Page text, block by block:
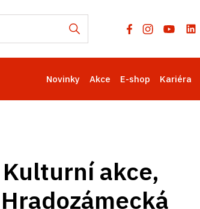
Novinky Akce E-shop Kariéra
akce,